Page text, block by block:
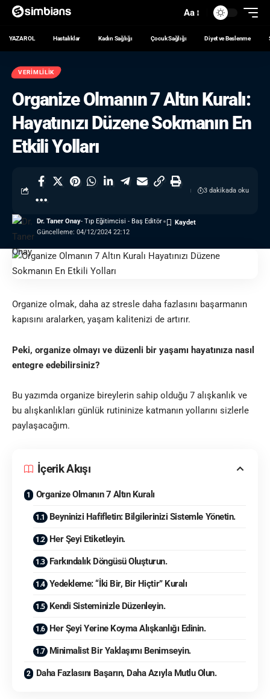
Aa
YAZAR OL Hastalıklar Kadın Sağlığı Çocuk Sağlığı Diyet ve Beslenme
VERIMLILIK
Organize Olmanın 7 Altın Kuralı:
Hayatınızı Düzene Sokmanın En
Etkili Yolları
Güncelleme: 04/12/2024 22:12
Dr. Taner Onay- Tıp Eğitimcisi - Baş Editör
3 dakikada oku
Organize olmak, daha az stresle daha fazlasını başarmanın
kapısını aralarken, yaşam kalitenizi de artırır.
Peki, organize olmayı ve düzenli bir yaşamı hayatınıza nasıl
entegre edebilirsiniz?
Bu yazımda organize bireylerin sahip olduğu 7 alışkanlık ve
bu alışkanlıkları günlük rutininize katmanın yollarını sizlerle
paylaşacağım.
İçerik Akışı
Organize Olmanın 7 Altın Kuralı
Beyninizi Hafifletin: Bilgilerinizi Sistemle Yönetin.
Her Şeyi Etiketleyin.
Farkındalık Döngüsü Oluşturun.
Yedekleme: “İki Bir, Bir Hiçtir” Kuralı
Kendi Sisteminizle Düzenleyin.
Her Şeyi Yerine Koyma Alışkanlığı Edinin.
Minimalist Bir Yaklaşımı Benimseyin.
Daha Fazlasını Başarın, Daha Azıyla Mutlu Olun.